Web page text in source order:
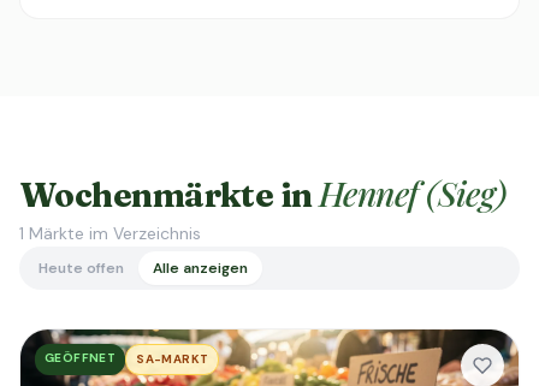
Wochenmärkte inHennef (Sieg)
1 Märkte im Verzeichnis
Heute offen Alle anzeigen
GEÖFFNET SA-MARKT